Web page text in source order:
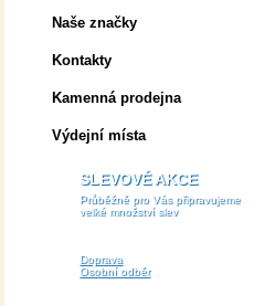
Naše značky
Kontakty
Kamenná prodejna
Výdejní místa
SLEVOVÉ AKCE
Průběžně pro Vás připravujeme
velké množství slev
Doprava
Osobní odběr